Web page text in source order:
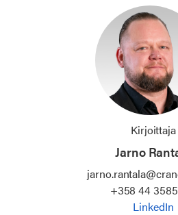
Kirjoittaja
Jarno
+358 44
LinkedIn